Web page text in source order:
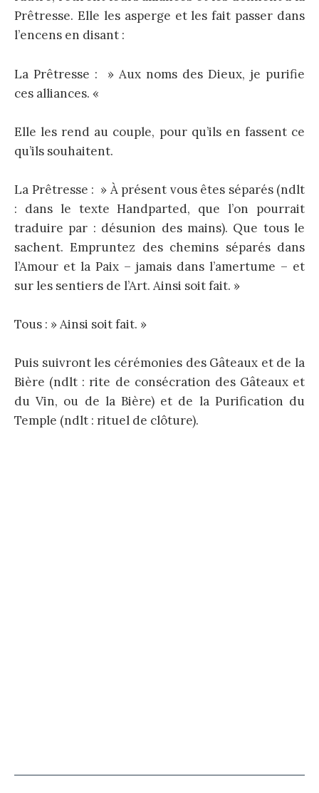
Prêtresse. Elle les asperge et les fait passer dans
l’encens en disant :
La Prêtresse : » Aux noms des Dieux, je purifie
ces alliances. «
Elle les rend au couple, pour qu’ils en fassent ce
qu’ils souhaitent.
La Prêtresse : » À présent vous êtes séparés (ndlt
: dans le texte Handparted, que l’on pourrait
traduire par : désunion des mains). Que tous le
sachent. Empruntez des chemins séparés dans
l’Amour et la Paix – jamais dans l’amertume – et
sur les sentiers de l’Art. Ainsi soit fait. »
Tous : » Ainsi soit fait. »
Puis suivront les cérémonies des Gâteaux et de la
Bière (ndlt : rite de consécration des Gâteaux et
du Vin, ou de la Bière) et de la Purification du
Temple (ndlt : rituel de clôture).